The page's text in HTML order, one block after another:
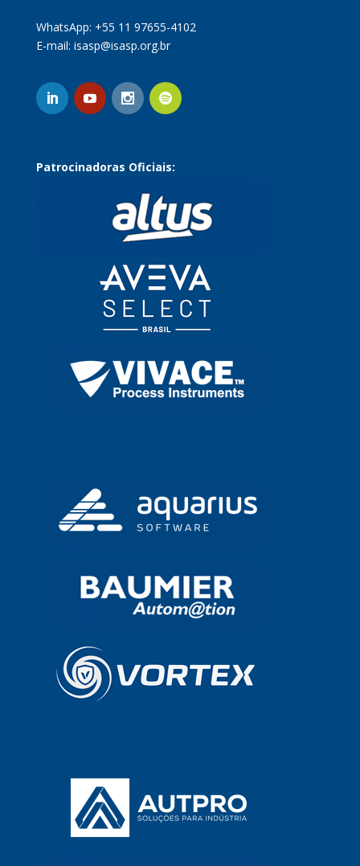
WhatsApp: +55 11 97655-4102
E-mail: isasp@isasp.org.br
Patrocinadoras Oficiais: